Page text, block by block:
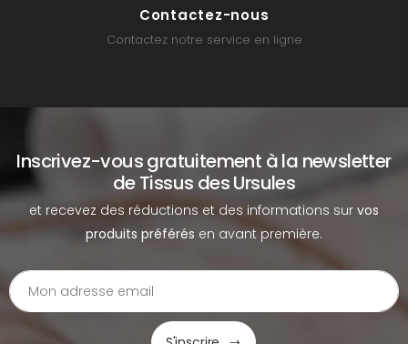
Contactez-nous
Contactez notre service en ligne
Inscrivez-vous gratuitement à la newsletter
de Tissus des Ursules
et recevez des réductions et des informations sur vos
produits préférés en avant première.